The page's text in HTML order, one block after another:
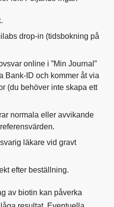
drop-in (tidsbokning på
online i ”Min Journal”
Bank-ID och kommer åt via
(du behöver inte skapa ett
normala eller avvikande
läkare vid gravt
efter beställning.
av biotin kan påverka